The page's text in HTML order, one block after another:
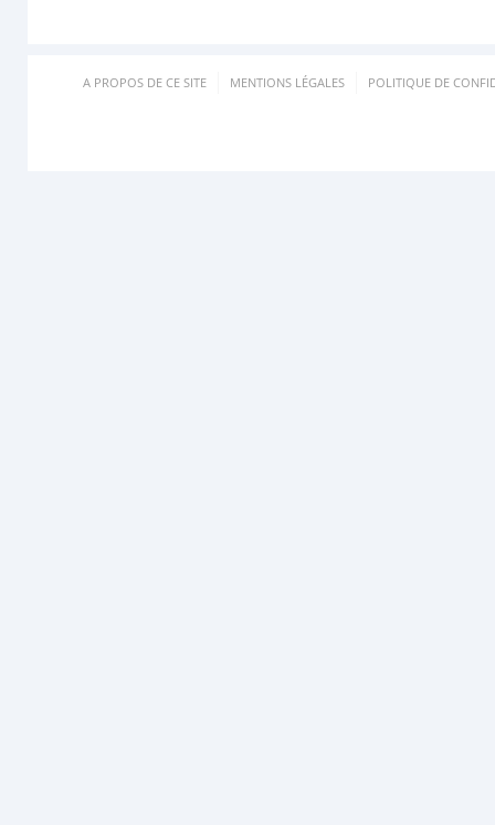
A PROPOS DE CE SITE MENTIONS LÉGALES POLITIQUE DE